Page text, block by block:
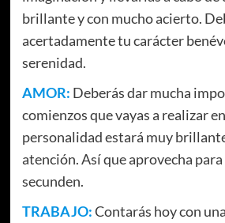
brillante y con mucho acierto.
acertadamente tu carácter
serenidad.
AMOR: Deberás dar mucha
comienzos que vayas a realizar
personalidad estará muy
atención. Así que aprovecha
secunden.
TRABAJO:Contarás hoy con